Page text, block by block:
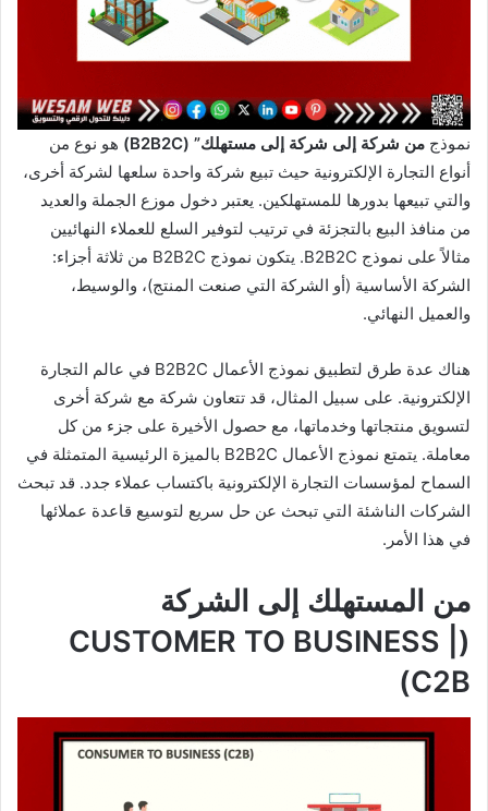
نموذج من شركة إلى شركة إلى مستهلك” (B2B2C)
هو نوع من
أنواع التجارة الإلكترونية حيث تبيع شركة واحدة سلعها لشركة أخرى،
والتي تبيعها بدورها للمستهلكين. يعتبر دخول موزع الجملة والعديد
من منافذ البيع بالتجزئة في ترتيب لتوفير السلع للعملاء النهائيين
مثالاً على نموذج B2B2C. يتكون نموذج B2B2C من ثلاثة أجزاء:
الشركة الأساسية (أو الشركة التي صنعت المنتج)، والوسيط،
والعميل النهائي.
هناك عدة طرق لتطبيق نموذج الأعمال B2B2C في عالم التجارة
الإلكترونية. على سبيل المثال، قد تتعاون شركة مع شركة أخرى
لتسويق منتجاتها وخدماتها، مع حصول الأخيرة على جزء من كل
معاملة. يتمتع نموذج الأعمال B2B2C بالميزة الرئيسية المتمثلة في
السماح لمؤسسات التجارة الإلكترونية باكتساب عملاء جدد. قد تبحث
الشركات الناشئة التي تبحث عن حل سريع لتوسيع قاعدة عملائها
في هذا الأمر.
من المستهلك إلى الشركة
(CUSTOMER TO BUSINESS |
C2B)